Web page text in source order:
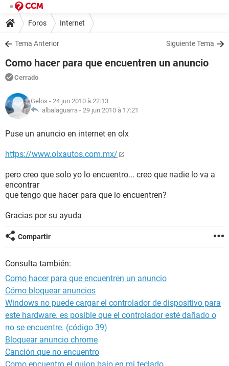
Foros Internet
Tema Anterior Siguiente Tema
Como hacer para que encuentren un anuncio
Cerrado
Gelos - 24 jun 2010 à 22:13
albalaguarra - 29 jun 2010 à 17:21
Puse un anuncio en internet en olx
https://www.olxautos.com.mx/
pero creo que solo yo lo encuentro... creo que nadie lo va a
encontrar
que tengo que hacer para que lo encuentren?
Gracias por su ayuda
Compartir
Consulta también:
Como hacer para que encuentren un anuncio
Cómo bloquear anuncios
Windows no puede cargar el controlador de dispositivo para
este hardware. es posible que el controlador esté dañado o
no se encuentre. (código 39)
Bloquear anuncio chrome
Canción que no encuentro